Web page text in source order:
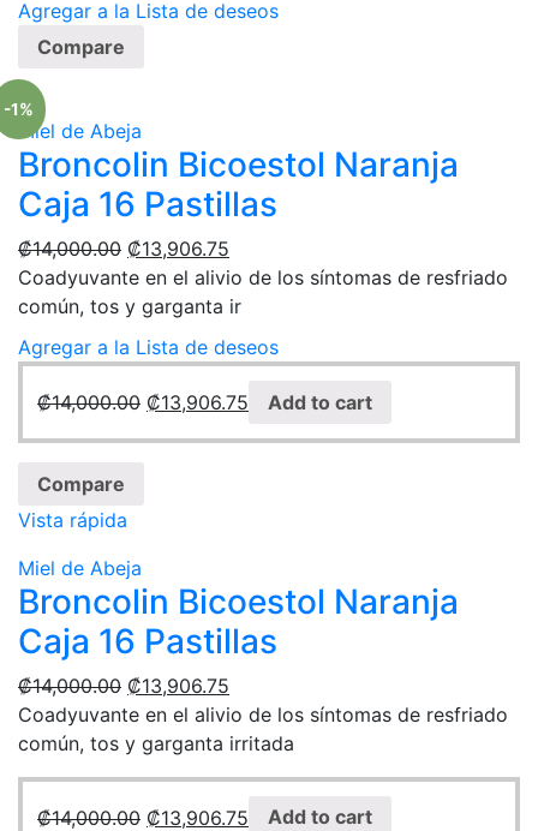
Agregar a la Lista de deseos
Compare
-1%
Miel de Abeja
Broncolin Bicoestol Naranja
Caja 16 Pastillas
₡14,000.00 ₡13,906.75
Coadyuvante en el alivio de los síntomas de resfriado
común, tos y garganta ir
Agregar a la Lista de deseos
₡14,000.00 ₡13,906.75 Add to cart
Compare
Vista rápida
Miel de Abeja
Broncolin Bicoestol Naranja
Caja 16 Pastillas
₡14,000.00 ₡13,906.75
Coadyuvante en el alivio de los síntomas de resfriado
común, tos y garganta irritada
₡14,000.00 ₡13,906.75 Add to cart